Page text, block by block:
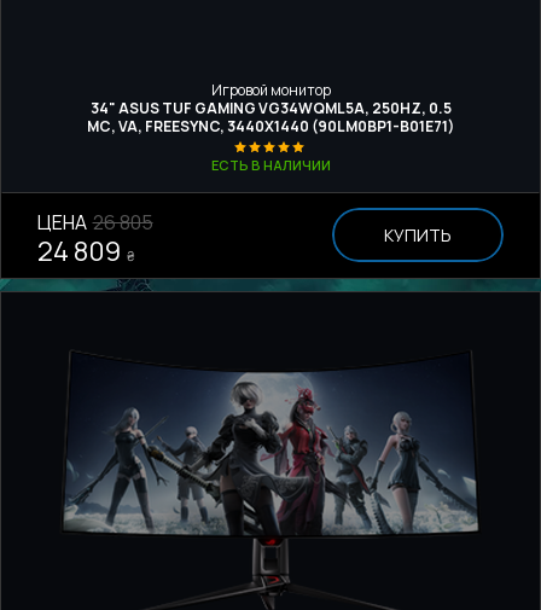
Игровой монитор
34" ASUS TUF GAMING VG34WQML5A, 250HZ, 0.5
МС, VA, FREESYNC, 3440X1440 (90LM0BP1-B01E71)
ЕСТЬ В НАЛИЧИИ
ЦЕНА 26 805
24 809 ₴
КУПИТЬ